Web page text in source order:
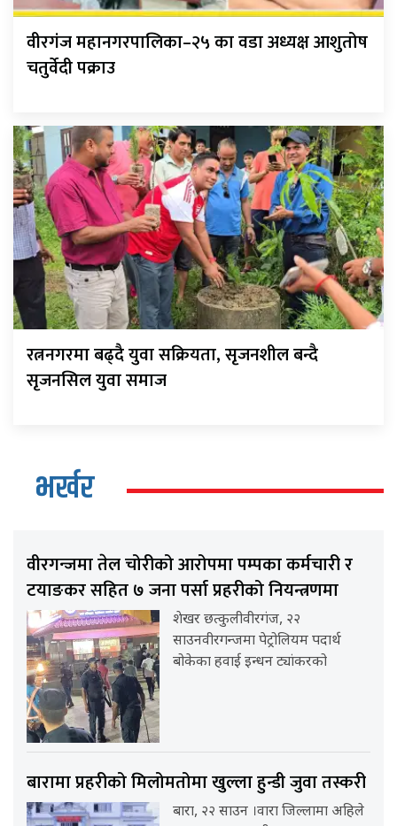
वीरगंज महानगरपालिका–२५ का वडा अध्यक्ष आशुतोष
चतुर्वेदी पक्राउ
रत्ननगरमा बढ्दै युवा सक्रियता, सृजनशील बन्दै
सृजनसिल युवा समाज
भर्खर
वीरगन्जमा तेल चोरीको आरोपमा पम्पका कर्मचारी र
टयाङकर सहित ७ जना पर्सा प्रहरीको नियन्त्रणमा
शेखर छत्कुलीवीरगंज, २२
साउनवीरगन्जमा पेट्रोलियम पदार्थ
बोकेका हवाई इन्धन ट्यांकरको
बारामा प्रहरीको मिलोमतोमा खुल्ला हुन्डी जुवा तस्करी
बारा, २२ साउन ।वारा जिल्लामा अहिले